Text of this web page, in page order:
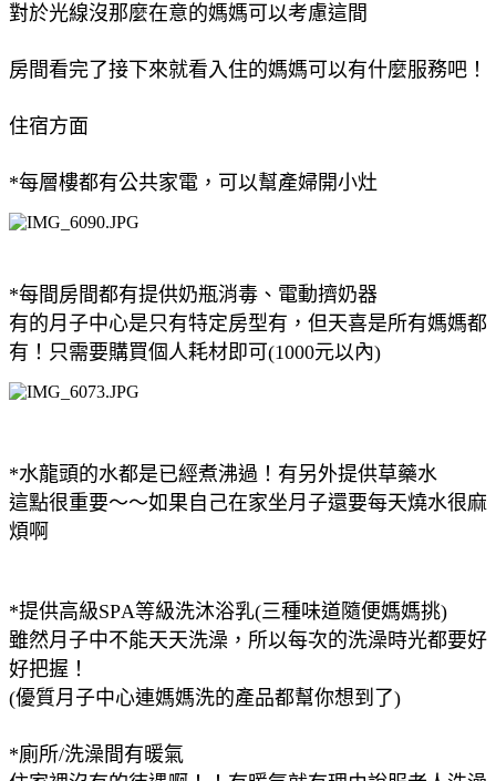
對於光線沒那麼在意的媽媽可以考慮這間
房間看完了接下來就看入住的媽媽可以有什麼服務吧！
住宿方面
*每層樓都有公共家電，可以幫產婦開小灶
*每間房間都有提供奶瓶消毒、電動擠奶器
有的月子中心是只有特定房型有，但天喜是所有媽媽都
有！只需要購買個人耗材即可(1000元以內)
*水龍頭的水都是已經煮沸過！有另外提供草藥水
這點很重要～～如果自己在家坐月子還要每天燒水很麻
煩啊
*提供高級SPA等級洗沐浴乳(三種味道隨便媽媽挑)
雖然月子中不能天天洗澡，所以每次的洗澡時光都要好
好把握！
(優質月子中心連媽媽洗的產品都幫你想到了)
*廁所/洗澡間有暖氣